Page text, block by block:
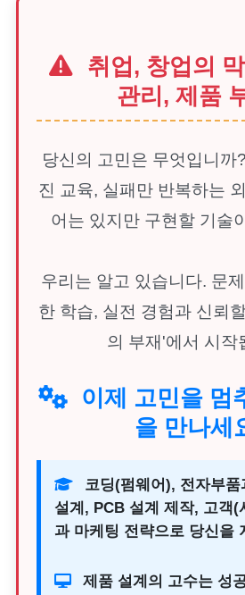
취업, 창업의
관리, 제품
당신의 고민은 무엇입니까
진 교육, 실패만 반복하는
어는 있지만 구현할 기술
우리는 알고 있습니다. 문
한 학습, 실전 경험과 신뢰
의 부재'에서 시작
이제 고민을 멈
을 만나세
코딩(펌웨어), 전자부
설계, PCB 설계 제작, 고객(
과 마케팅 전략으로 당신을
제품 설계의 고수는 성